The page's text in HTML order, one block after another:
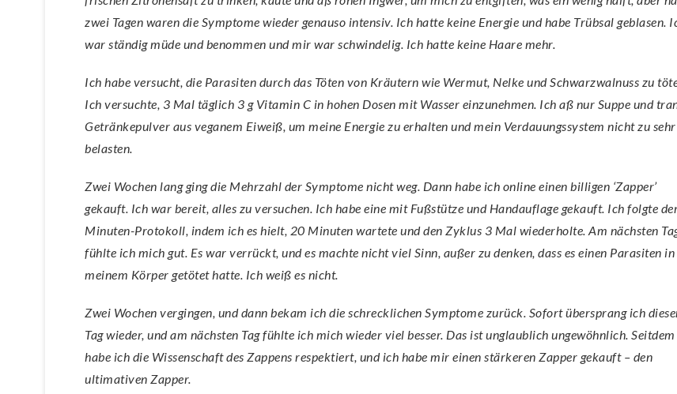
zwei Tagen waren die Symptome wieder genauso intensiv. Ich hatte keine Energie und habe Trübsal geblasen.
war ständig müde und benommen und mir war schwindelig. Ich hatte keine Haare mehr.
Ich habe versucht, die Parasiten durch das Töten von Kräutern wie Wermut, Nelke und Schwarzwalnuss zu
Ich versuchte, 3 Mal täglich 3 g Vitamin C in hohen Dosen mit Wasser einzunehmen. Ich aß nur Suppe und
Getränkepulver aus veganem Eiweiß, um meine Energie zu erhalten und mein Verdauungssystem nicht zu
belasten.
Zwei Wochen lang ging die Mehrzahl der Symptome nicht weg. Dann habe ich online einen billigen ‘Zapper’
gekauft. Ich war bereit, alles zu versuchen. Ich habe eine mit Fußstütze und Handauflage gekauft. Ich folgte
Minuten-Protokoll, indem ich es hielt, 20 Minuten wartete und den Zyklus 3 Mal wiederholte. Am nächsten
fühlte ich mich gut. Es war verrückt, und es machte nicht viel Sinn, außer zu denken, dass es einen Parasiten in
meinem Körper getötet hatte. Ich weiß es nicht.
Zwei Wochen vergingen, und dann bekam ich die schrecklichen Symptome zurück. Sofort übersprang ich
Tag wieder, und am nächsten Tag fühlte ich mich wieder viel besser. Das ist unglaublich ungewöhnlich. Seitdem
habe ich die Wissenschaft des Zappens respektiert, und ich habe mir einen stärkeren Zapper gekauft – den
ultimativen Zapper.